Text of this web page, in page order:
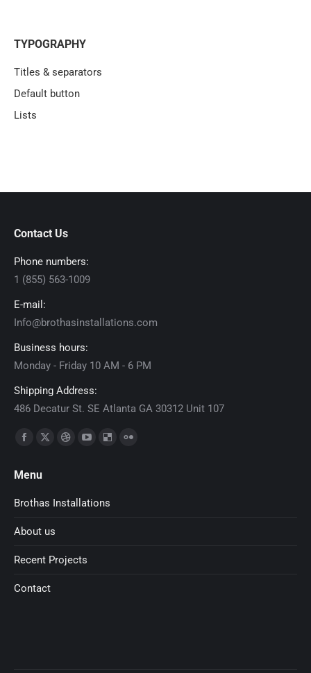
TYPOGRAPHY
Titles & separators
Default button
Lists
Contact Us
Phone numbers:
1 (855) 563-1009
E-mail:
Info@brothasinstallations.com
Business hours:
Monday - Friday 10 AM - 6 PM
Shipping Address:
486 Decatur St. SE Atlanta GA 30312 Unit 107
Find us on:
Facebook
opens
in
window
X
in
window
Dribbble
in
YouTube
in
Delicious
in
Menu
Brothas Installations
About us
Recent Projects
Contact